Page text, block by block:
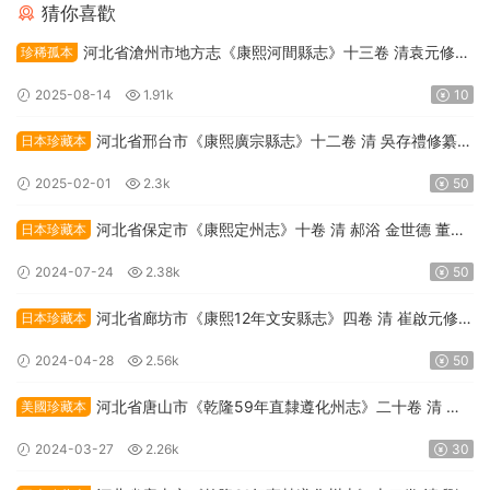
猜你喜歡
珍稀孤本 河北省滄州市地方志《康熙河間縣志》十三卷 清袁元修
2025-08-14 1.91k 10
日本珍藏本 河北省邢台市《康熙廣宗縣志》十二卷 清 吳存禮修纂
2025-02-01 2.3k 50
日本珍藏本 河北省保定市《康熙定州志》十卷 清 郝浴 金世德 董秉
2024-07-24 2.38k 50
日本珍藏本 河北省廊坊市《康熙12年文安縣志》四卷 清 崔啟元修
2024-04-28 2.56k 50
美國珍藏本 河北省唐山市《乾隆59年直隸遵化州志》二十卷 清 劉
2024-03-27 2.26k 30